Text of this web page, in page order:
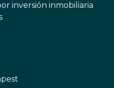
inversión inmobiliaria